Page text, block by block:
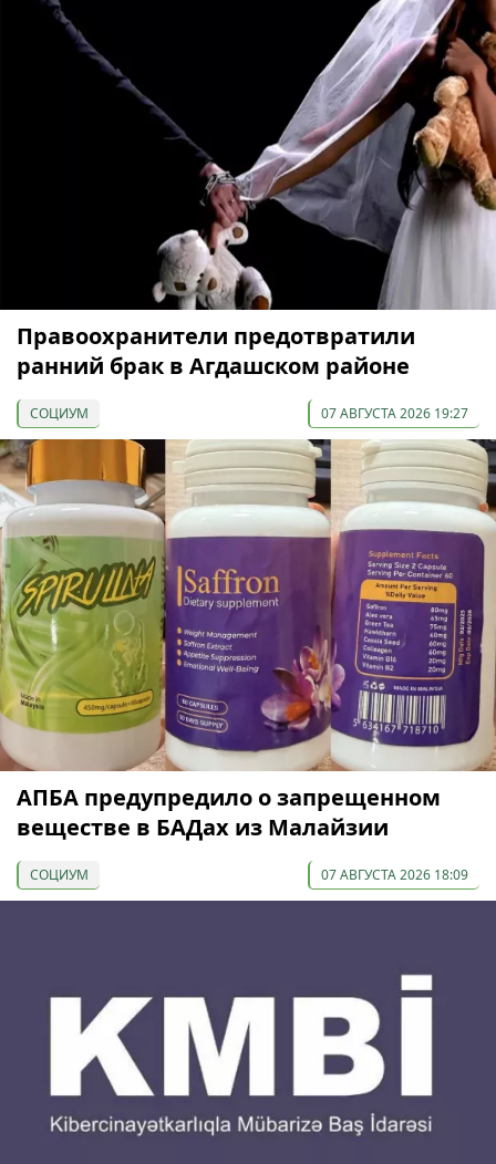
Правоохранители предотвратили
ранний брак в Агдашском районе
СОЦИУМ 07 АВГУСТА 2026 19:27
АПБА предупредило о запрещенном
веществе в БАДах из Малайзии
СОЦИУМ 07 АВГУСТА 2026 18:09